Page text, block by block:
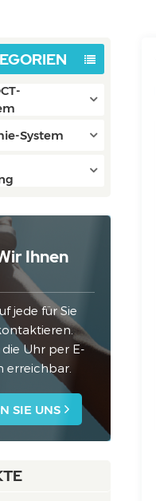
System
Ihnen
jede für Sie
Uhr per E-
erreichbar.
SIE UNS